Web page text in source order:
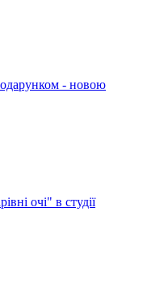
- новою
очі" в студії